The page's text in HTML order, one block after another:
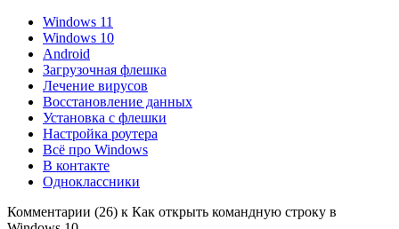
Windows 11
Windows 10
Android
Загрузочная флешка
Лечение вирусов
Восстановление данных
Установка с флешки
Настройка роутера
Всё про Windows
В контакте
Одноклассники
Комментарии (26) к Как открыть командную строку в